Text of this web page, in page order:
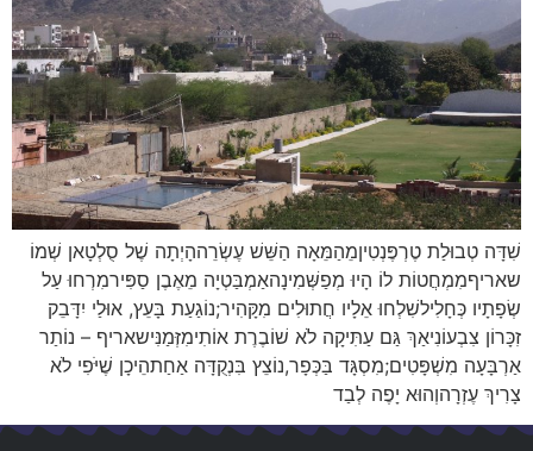
שִׁדָּה טְבוּלַת טֶרְפֶּנְטִיןמֵהַמֵּאָה הַשֵּׁשׁ עֶשְׂרֵההָיְתָה שֶׁל סֻלְטָאן שְׁמוֹ
שאריףמִמְחֲטוֹת לוֹ הָיוּ מְפַשְּׁמִינָהאַמְבַּטְיָה מֵאֶבֶן סַפִּירמִרְחוּ עַל
שְׂפָתָיו כְּחָלִילשִׁלְחוּ אֵלָיו חֲתוּלִים מִקָּהִיר;נוֹגַעַת בָּעֵץ, אוּלַי יִדָּבֵק
זִכָּרוֹן צִבְעוֹנִיאַךְ גַּם עַתִּיקָה לֹא שׁוֹבֶרֶת אוֹתִימִזְּמַנִּישאריף – נוֹתַר
אַרְבָּעָה מִשְׁפָּטִים;מִסְגָּד בַּכְּפָר,נוֹצֵץ בִּנְקֻדָּה אַחַתהֵיכָן שֶׁיֹּפִי לֹא
צָרִיךְ עֶזְרָהוְהוּא יָפֶה לְבַד